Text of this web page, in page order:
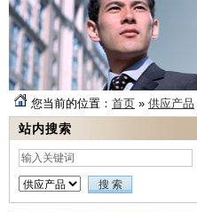
您当前的位置： 首页 » 供应产品
站内搜索